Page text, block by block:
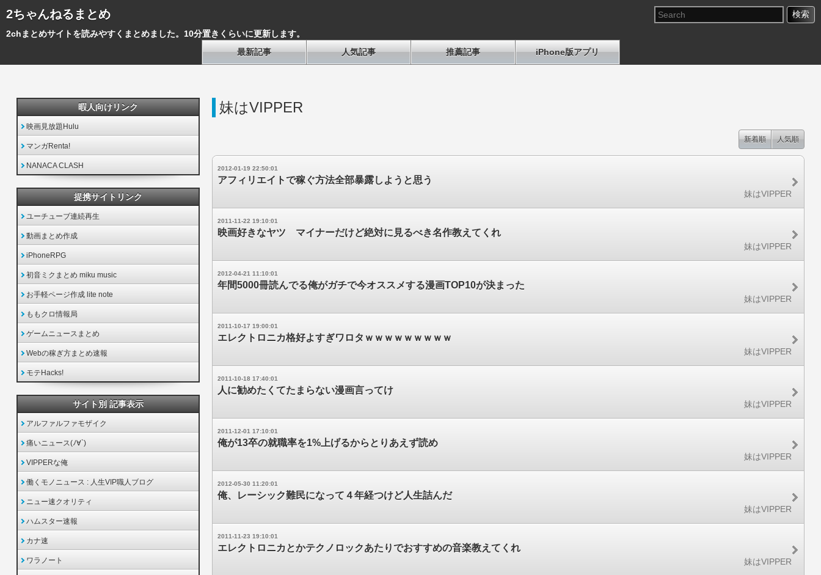
2ちゃんねるまとめ
2chまとめサイトを読みやすくまとめました。10分置きくらいに更新します。
最新記事
人気記事 推薦記事 iPhone版アプリ
妹はVIPPER
新着順 人気順
2012-01-19 22:50:01
アフィリエイトで稼ぐ方法全部暴露しようと思う
妹はVIPPER
2011-11-22 19:10:01
映画好きなヤツ マイナーだけど絶対に見るべき名作教えてくれ
妹はVIPPER
2012-04-21 11:10:01
年間5000冊読んでる俺がガチで今オススメする漫画TOP10が決まった
妹はVIPPER
2011-10-17 19:00:01
エレクトロニカ格好よすぎワロタｗｗｗｗｗｗｗｗｗ
妹はVIPPER
2011-10-18 17:40:01
人に勧めたくてたまらない漫画言ってけ
妹はVIPPER
2011-12-01 17:10:01
俺が13卒の就職率を1%上げるからとりあえず読め
妹はVIPPER
2012-05-30 11:20:01
俺、レーシック難民になって４年経つけど人生詰んだ
妹はVIPPER
2011-11-23 19:10:01
エレクトロニカとかテクノロックあたりでおすすめの音楽教えてくれ
妹はVIPPER
暇人向けリンク
映画見放題Hulu
マンガRenta!
NANACA CLASH
提携サイトリンク
ユーチューブ連続再生
動画まとめ作成
iPhoneRPG
初音ミクまとめ miku music
お手軽ページ作成 lite note
ももクロ情報局
ゲームニュースまとめ
Webの稼ぎ方まとめ速報
モテHacks!
サイト別 記事表示
アルファルファモザイク
痛いニュース(ﾉ∀`)
VIPPERな俺
働くモノニュース : 人生VIP職人ブログ
ニュー速クオリティ
ハムスター速報
カナ速
ワラノート